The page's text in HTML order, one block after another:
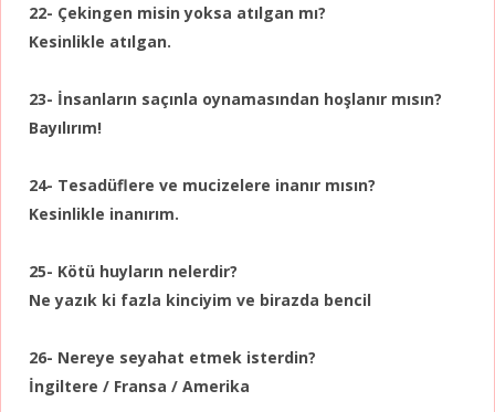
22- Çekingen misin yoksa atılgan mı?
Kesinlikle atılgan.
23- İnsanların saçınla oynamasından hoşlanır mısın?
Bayılırım!
24- Tesadüflere ve mucizelere inanır mısın?
Kesinlikle inanırım.
25- Kötü huyların nelerdir?
Ne yazık ki fazla kinciyim ve birazda bencil
26- Nereye seyahat etmek isterdin?
İngiltere / Fransa / Amerika